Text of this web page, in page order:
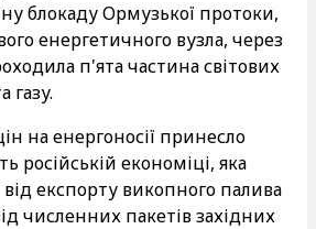
блокаду Ормузької протоки,
енергетичного вузла, через
п'ята частина світових
газу.
на енергоносії принесло
російській економіці, яка
експорту викопного палива
численних пакетів західних